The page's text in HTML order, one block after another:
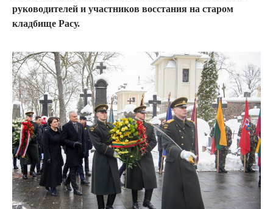
руководителей и участников восстания на старом
кладбище Расу.